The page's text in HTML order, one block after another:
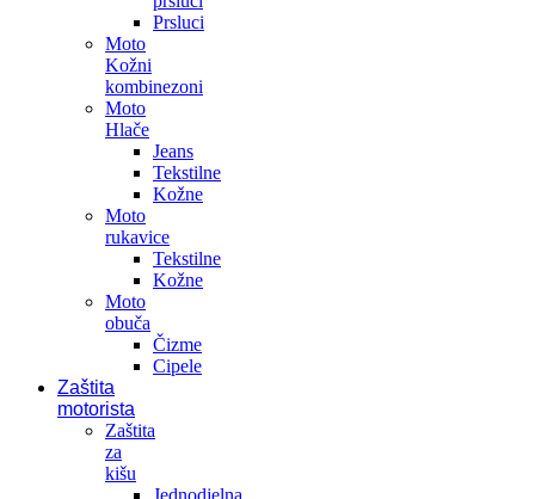
Prsluci
Moto
Kožni
kombinezoni
Moto
Hlače
Jeans
Tekstilne
Kožne
Moto
rukavice
Tekstilne
Kožne
Moto
obuča
Čizme
Cipele
Zaštita
motorista
Zaštita
za
kišu